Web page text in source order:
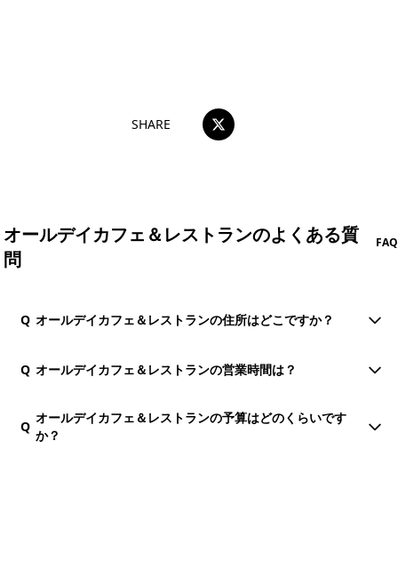
SHARE
オールデイカフェ＆レストランのよくある質
問
FAQ
Q オールデイカフェ＆レストランの住所はどこですか？
Q オールデイカフェ＆レストランの営業時間は？
Q
オールデイカフェ＆レストランの予算はどのくらいです
か？